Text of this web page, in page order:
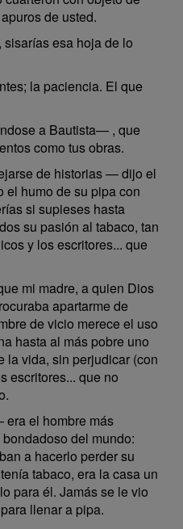
de usted.
esa hoja de lo
la paciencia. El que
a Bautista— , que
como tus obras.
de historias — dijo el
el humo de su pipa con
si supieses hasta
su pasión al tabaco, tan
y los escritores... que
mi madre, a quien Dios
apartarme de
de vicio merece el uso
hasta al más pobre uno
la vida, sin perjudicar (con
escritores... que no
el hombre más
del mundo:
a hacerlo perder su
tabaco, era la casa un
para él. Jamás se le vio
llenar a pipa.